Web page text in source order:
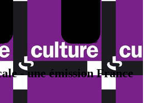
- une émission France